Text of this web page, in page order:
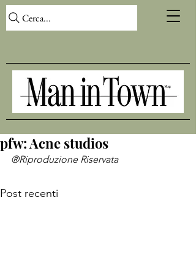
Cerca...
pfw: Acne studios
®Riproduzione Riservata
Post recenti